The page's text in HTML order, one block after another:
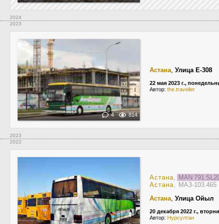
2024
2023
4 814
Астана, Улица Е-308
22 мая 2023 г.,
Автор: the.traveller
2023
2022
Астана, MAN 791
Астана, МАЗ-103.465
Астана, Улица Ойыл
20 декабря 2022 г.,
Автор: Нурсултан